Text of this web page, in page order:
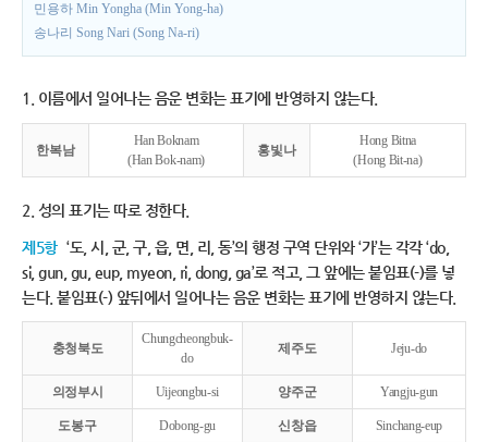
민용하 Min Yongha (Min Yong-ha)
송나리 Song Nari (Song Na-ri)
1. 이름에서 일어나는 음운 변화는 표기에 반영하지 않는다.
한복남
Han Boknam
(Han Bok-nam)
홍빛나
Hong Bitna
(Hong Bit-na)
2. 성의 표기는 따로 정한다.
제5항 ‘도, 시, 군, 구, 읍, 면, 리, 동’의 행정 구역 단위와 ‘가’는 각각 ‘do,
si, gun, gu, eup, myeon, ri, dong, ga’로 적고, 그 앞에는 붙임표(-)를 넣
는다. 붙임표(-) 앞뒤에서 일어나는 음운 변화는 표기에 반영하지 않는다.
충청북도
Chungcheongbuk-
do
제주도 Jeju-do
의정부시 Uijeongbu-si 양주군 Yangju-gun
도봉구 Dobong-gu 신창읍 Sinchang-eup